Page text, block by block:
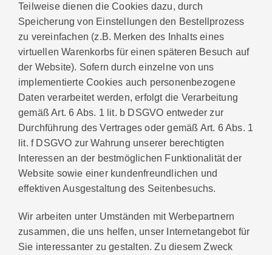
Teilweise dienen die Cookies dazu, durch
Speicherung von Einstellungen den Bestellprozess
zu vereinfachen (z.B. Merken des Inhalts eines
virtuellen Warenkorbs für einen späteren Besuch auf
der Website). Sofern durch einzelne von uns
implementierte Cookies auch personenbezogene
Daten verarbeitet werden, erfolgt die Verarbeitung
gemäß Art. 6 Abs. 1 lit. b DSGVO entweder zur
Durchführung des Vertrages oder gemäß Art. 6 Abs. 1
lit. f DSGVO zur Wahrung unserer berechtigten
Interessen an der bestmöglichen Funktionalität der
Website sowie einer kundenfreundlichen und
effektiven Ausgestaltung des Seitenbesuchs.
Wir arbeiten unter Umständen mit Werbepartnern
zusammen, die uns helfen, unser Internetangebot für
Sie interessanter zu gestalten. Zu diesem Zweck